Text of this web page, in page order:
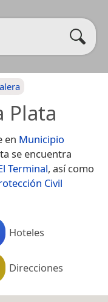
Plata
en Municipio
se encuentra
Terminal, así como
Civil
Hoteles
Direcciones